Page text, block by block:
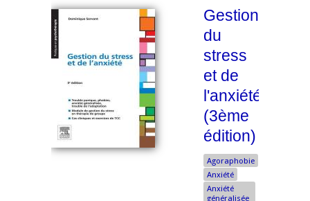
Gestion
du
stress
et de
l'anxiété
(3ème
édition)
Agoraphobie
Anxiété
Anxiété
généralisée